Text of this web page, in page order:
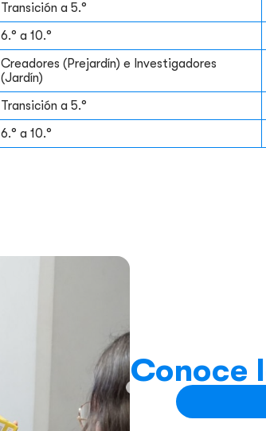
Transición a 5.°
6.° a 10.°
Creadores (Prejardín) e Investigadores
(Jardín)
Transición a 5.°
6.° a 10.°
Conoce